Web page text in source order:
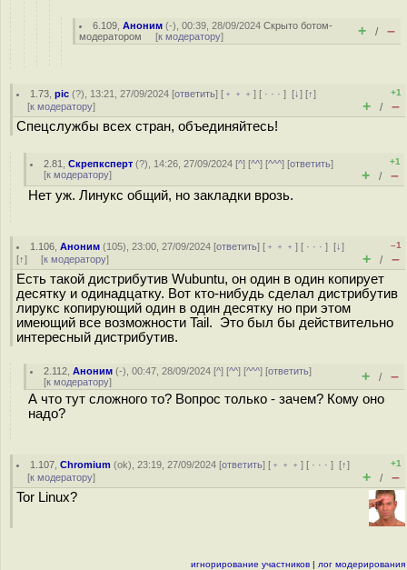
6.109 ,Аноним (-), 00:39, 28/09/2024Скрыто ботом-
модератором [к модератору] + / –
1.73 ,pic (?), 13:21, 27/09/2024 [ответить] [ ﹢﹢﹢] [ · · ·][↓] [↑]
[к модератору]
+1
+ / –
Спецслужбы всех стран, объединяйтесь!
2.81 ,Скрепксперт (?), 14:26, 27/09/2024 [^] [^^] [^^^] [ответить]
[к модератору]
+1
+ / –
Нет уж. Линукс общий, но закладки врозь.
1.106 ,Аноним (105), 23:00, 27/09/2024 [ответить] [ ﹢﹢﹢] [ · · ·][↓]
[↑] [к модератору]
–1
+ / –
Есть такой дистрибутив Wubuntu, он один в один копирует
десятку и одинадцатку. Вот кто-нибудь сделал дистрибутив
лирукс копирующий один в один десятку но при этом
имеющий все возможности Tail. Это был бы действительно
интересный дистрибутив.
2.112 ,Аноним (-), 00:47, 28/09/2024 [^] [^^] [^^^] [ответить]
[к модератору] + / –
А что тут сложного то? Вопрос только - зачем? Кому оно
надо?
1.107 ,Chromium (ok), 23:19, 27/09/2024 [ответить] [ ﹢﹢﹢] [ · · ·][↑]
[к модератору]
+1
+ / –
Tor Linux?
игнорирование участников | лог модерирования